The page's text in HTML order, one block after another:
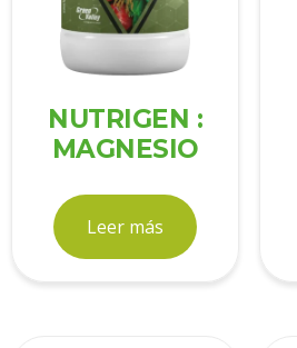
NUTRIGEN :
MAGNESIO
Leer más